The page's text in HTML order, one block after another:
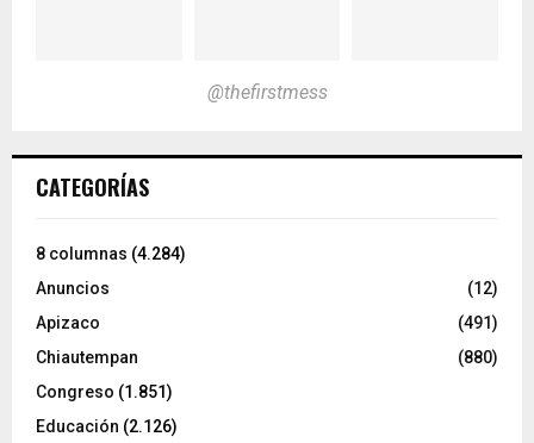
@thefirstmess
CATEGORÍAS
8 columnas (4.284)
Anuncios
(12)
Apizaco
(491)
Chiautempan
(880)
Congreso (1.851)
Educación (2.126)